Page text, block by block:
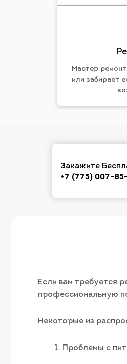
Мастер
или забирает
Закажите
+7 (775) 007-
Если вам требуется
профессиональную
Некоторые из
Проблемы с